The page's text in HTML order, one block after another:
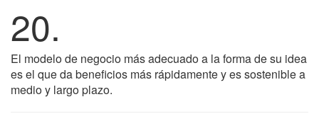
20.
El modelo de negocio más adecuado a la forma de su idea
es el que da beneficios más rápidamente y es sostenible a
medio y largo plazo.